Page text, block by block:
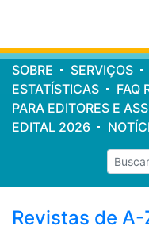
Menu
principal
SOBRE SERVIÇOS
ESTATÍSTICAS
FAQ
PARA EDITORES E
EDITAL 2026
Revistas de A-